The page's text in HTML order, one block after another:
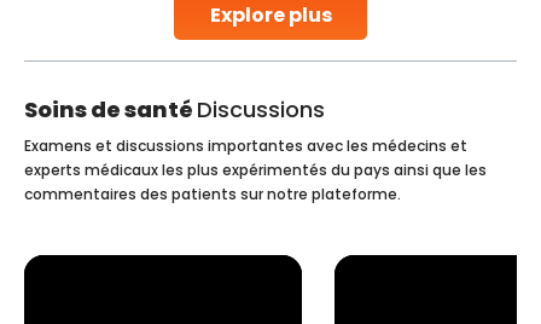
Explore plus
Soins de santé Discussions
Examens et discussions importantes avec les médecins et
experts médicaux les plus expérimentés du pays ainsi que les
commentaires des patients sur notre plateforme.